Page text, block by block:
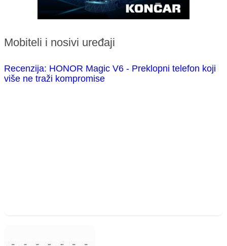
Mobiteli i nosivi uređaji
Recenzija: HONOR Magic V6 - Preklopni telefon koji
više ne traži kompromise